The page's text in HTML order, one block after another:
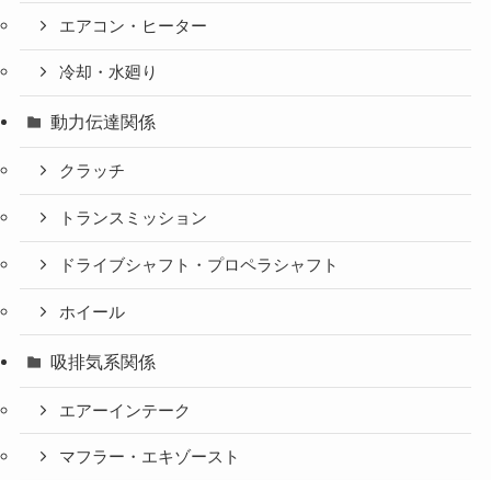
エアコン・ヒーター
冷却・水廻り
動力伝達関係
クラッチ
トランスミッション
ドライブシャフト・プロペラシャフト
ホイール
吸排気系関係
エアーインテーク
マフラー・エキゾースト